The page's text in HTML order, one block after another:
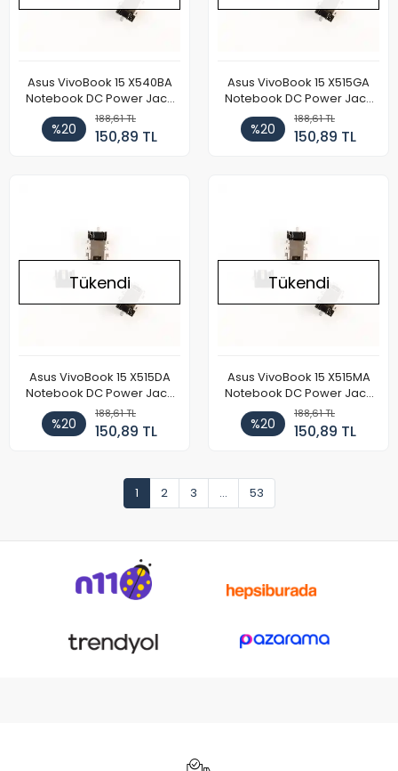
Asus VivoBook 15 X540BA
Notebook DC Power Jack
Soketi
%20
188,61 TL
150,89 TL
Asus VivoBook 15 X515GA
Notebook DC Power Jack
Soketi
%20
188,61 TL
150,89 TL
Tükendi
Asus VivoBook 15 X515DA
Notebook DC Power Jack
Soketi
%20
188,61 TL
150,89 TL
Tükendi
Asus VivoBook 15 X515MA
Notebook DC Power Jack
Soketi
%20
188,61 TL
150,89 TL
1 2 3 ... 53